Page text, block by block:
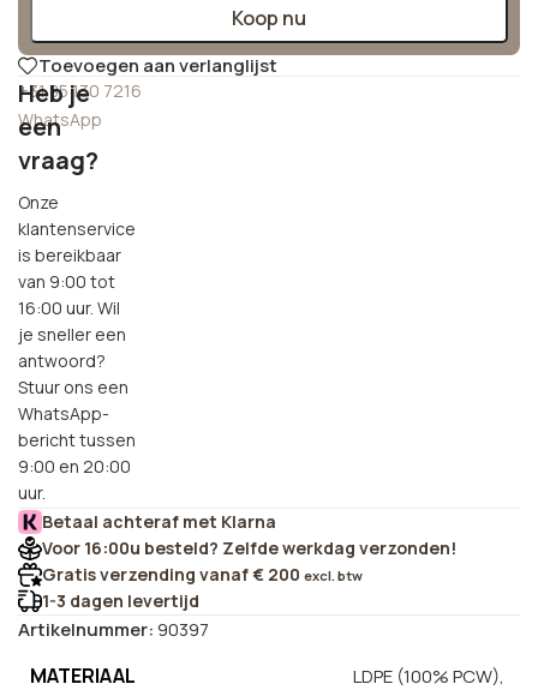
Koop nu
Toevoegen aan verlanglijst
+31 85 130 7216
WhatsApp
Heb je
een
vraag?
Onze
klantenservice
is bereikbaar
van 9:00 tot
16:00 uur. Wil
je sneller een
antwoord?
Stuur ons een
WhatsApp-
bericht tussen
9:00 en 20:00
uur.
Betaal achteraf met Klarna
Voor 16:00u besteld? Zelfde werkdag verzonden!
Gratis verzending vanaf € 200 excl. btw
1-3 dagen levertijd
Artikelnummer: 90397
MATERIAAL LDPE (100% PCW),